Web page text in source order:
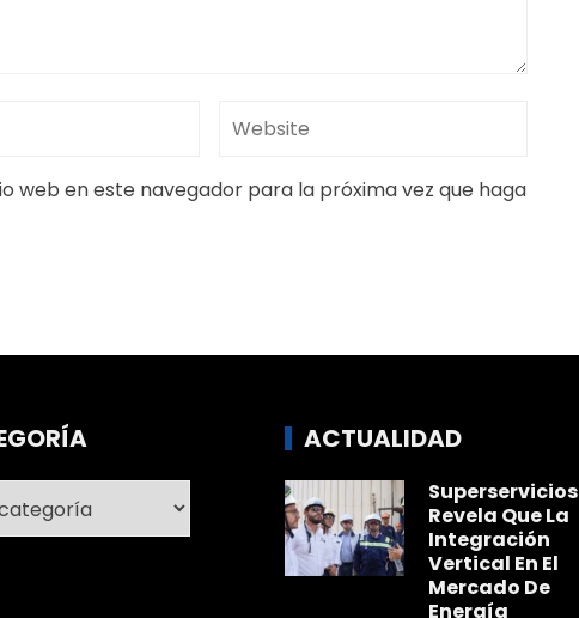
web en este navegador para la próxima vez que haga
ACTUALIDAD
Superservicios
Revela Que La
Integración
Vertical En El
Mercado De
Energía